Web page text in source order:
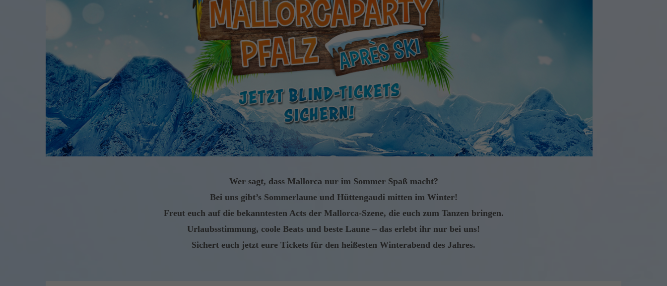
Wer sagt, dass Mallorca nur im Sommer Spaß macht?
Bei uns gibt’s Sommerlaune und Hüttengaudi mitten im Winter!
Freut euch auf die bekanntesten Acts der Mallorca-Szene, die euch zum Tanzen bringen.
Urlaubsstimmung, coole Beats und beste Laune – das erlebt ihr nur bei uns!
Sichert euch jetzt eure Tickets für den heißesten Winterabend des Jahres.